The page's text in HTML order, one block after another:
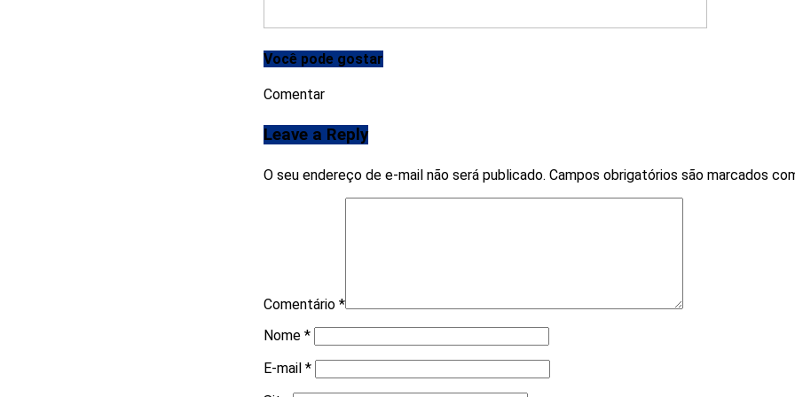
Você pode gostar
Comentar
Leave a Reply
O seu endereço de e-mail não será publicado. Campos obrigatórios são marcados
Comentário *
Nome *
E-mail *